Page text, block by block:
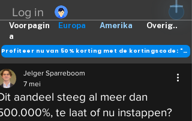
Log in
Europa Amerika Overig..
Voorpagin
a
Profiteer nu van 50% korting met de kortingscode: "DANK"
aandeel steeg al meer dan
te laat of nu instappen?
Jelger Sparreboom
7 mei